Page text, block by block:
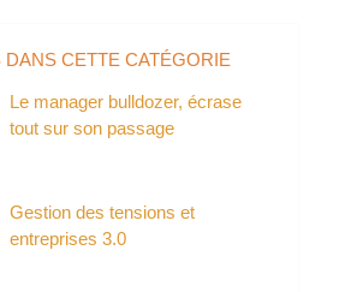
DANS CETTE CATÉGORIE
Le manager bulldozer, écrase
tout sur son passage
Gestion des tensions et
entreprises 3.0